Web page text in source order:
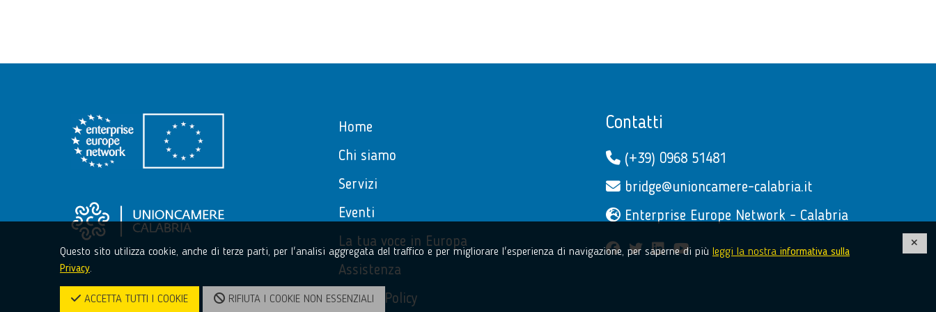
Home
Chi siamo
Servizi
Eventi
La tua voce in Europa
Assistenza
Privacy Policy
Contatti
(+39) 0968 51481
bridge@unioncamere-calabria.it
Enterprise Europe Network - Calabria
facebooktwitterlinkedinyoutube
Questo sito utilizza cookie, anche di terze parti, per l'analisi aggregata del traffico e per migliorare l'esperienza di navigazione, per saperne di più leggi la nostra informativa sulla
Privacy.
ACCETTA TUTTI I COOKIE RIFIUTA I COOKIE NON ESSENZIALI